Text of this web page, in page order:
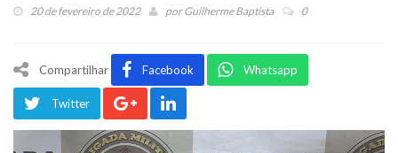
20 de fevereiro de 2022 porGuilherme Baptista 0
Compartilhar Facebook Whatsapp
Twitter